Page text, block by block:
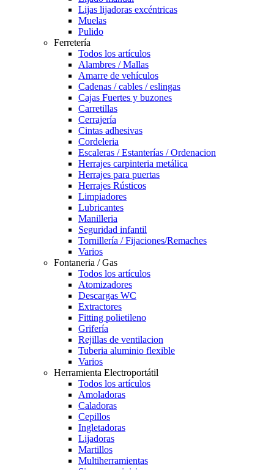
Lijas lijadoras excéntricas
Muelas
Pulido
Ferretería
Todos los artículos
Alambres / Mallas
Amarre de vehículos
Cadenas / cables / eslingas
Cajas Fuertes y buzones
Carretillas
Cerrajería
Cintas adhesivas
Cordeleria
Escaleras / Estanterías / Ordenacion
Herrajes carpinteria metálica
Herrajes para puertas
Herrajes Rústicos
Limpiadores
Lubricantes
Manilleria
Seguridad infantil
Tornillería / Fijaciones/Remaches
Varios
Fontaneria / Gas
Todos los artículos
Atomizadores
Descargas WC
Extractores
Fitting polietileno
Grifería
Rejillas de ventilacion
Tuberia aluminio flexible
Varios
Herramienta Electroportátil
Todos los artículos
Amoladoras
Caladoras
Cepillos
Ingletadoras
Lijadoras
Martillos
Multiherramientas